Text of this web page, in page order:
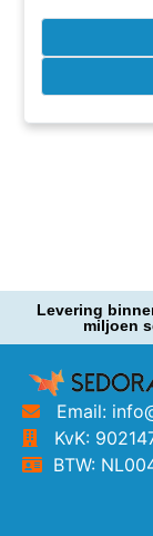
Levering
miljoen
Email:
KvK:
BTW: